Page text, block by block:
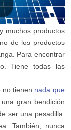
muchos productos
de los productos
Para encontrar
Tiene todas las
no tienen nada que
gran bendición
ser una pesadilla.
También, nunca